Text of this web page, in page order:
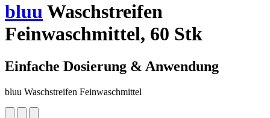
bluu Waschstreifen
Feinwaschmittel, 60 Stk
Einfache Dosierung & Anwendung
bluu Waschstreifen Feinwaschmittel